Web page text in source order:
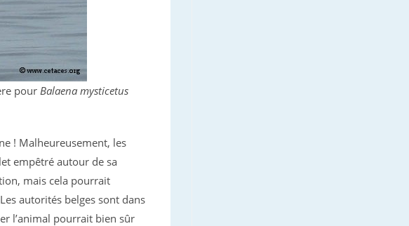
pourBalaena mysticetus
! Malheureusement, les
empêtré autour de sa
mais cela pourrait
autorités belges sont dans
l’animal pourrait bien sûr